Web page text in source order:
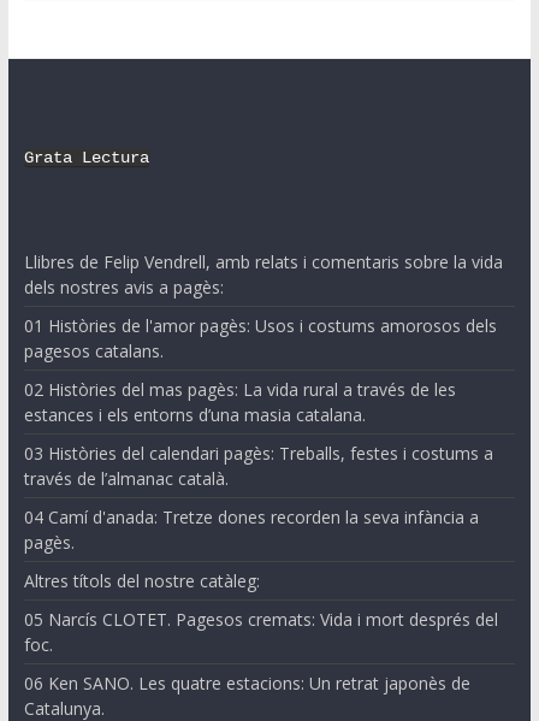
Grata Lectura
Llibres de Felip Vendrell, amb relats i comentaris sobre la vida
dels nostres avis a pagès:
01 Històries de l'amor pagès: Usos i costums amorosos dels
pagesos catalans.
02 Històries del mas pagès: La vida rural a través de les
estances i els entorns d’una masia catalana.
03 Històries del calendari pagès: Treballs, festes i costums a
través de l’almanac català.
04 Camí d'anada: Tretze dones recorden la seva infància a
pagès.
Altres títols del nostre catàleg:
05 Narcís CLOTET. Pagesos cremats: Vida i mort després del
foc.
06 Ken SANO. Les quatre estacions: Un retrat japonès de
Catalunya.